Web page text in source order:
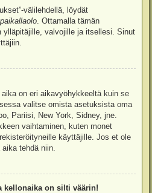
välilehdellä, löydät
. Ottamalla tämän
ylläpitäjille, valvojille ja itsellesi. Sinut
on eri aikavyöhykkeeltä kuin se
valitse omista asetuksista oma
Pariisi, New York, Sidney, jne.
vaihtaminen, kuten monet
käyttäjille. Jos et ole
tehdä niin.
kellonaika on silti väärin!